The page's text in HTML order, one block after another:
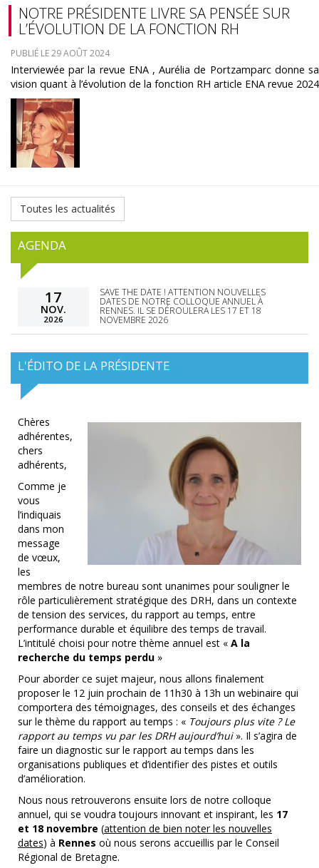
NOTRE PRÉSIDENTE LIVRE SA PENSÉE SUR
L’ÉVOLUTION DE LA FONCTION RH
PUBLIÉ LE 29 AOÛT 2024
Interviewée par la revue ENA , Aurélia de Portzamparc donne sa
vision quant à l’évolution de la fonction RH article ENA revue 2024
Toutes les actualités
AGENDA
17
NOV.
2026
SAVE THE DATE ! ATTENTION NOUVELLES
DATES DE NOTRE COLLOQUE ANNUEL À
RENNES. IL SE DÉROULERA LES 17 ET 18
NOVEMBRE 2026
L'ÉDITO DE LA PRÉSIDENTE
Chères
adhérentes,
chers
adhérents,
Comme je
vous
l’indiquais
dans mon
message
de vœux,
les
membres de notre bureau sont unanimes pour souligner le
rôle particulièrement stratégique des DRH, dans un contexte
de tension des services, du rapport au temps, entre
performance durable et équilibre des temps de travail.
L’intitulé choisi pour notre thème annuel est « A la
recherche du temps perdu »
Pour aborder ce sujet majeur, nous allons finalement
proposer le 12 juin prochain de 11h30 à 13h un webinaire qui
comportera des témoignages, des conseils et des échanges
sur le thème du rapport au temps : « Toujours plus vite ? Le
rapport au temps vu par les DRH aujourd’hui ». Il s’agira de
faire un diagnostic sur le rapport au temps dans les
organisations publiques et d’identifier des pistes et outils
d’amélioration.
Nous nous retrouverons ensuite lors de notre colloque
annuel, qui se voudra toujours innovant et inspirant, les 17
et 18 novembre (attention de bien noter les nouvelles
dates) à Rennes où nous serons accueillis par le Conseil
Régional de Bretagne.